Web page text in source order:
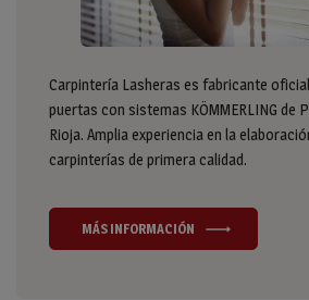
Carpintería Lasheras es fabricante
puertas con sistemas KÖMMERLING de
Rioja. Amplia experiencia en la
carpinterías de primera calidad.
MÁS INFORMACIÓN